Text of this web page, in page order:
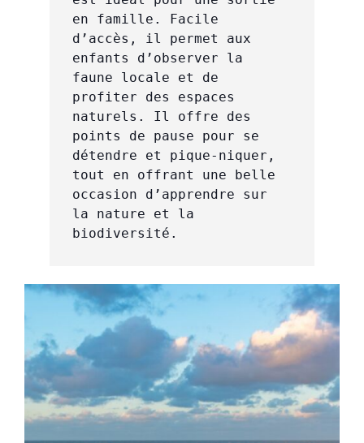
en famille. Facile
d’accès, il permet aux
enfants d’observer la
faune locale et de
profiter des espaces
naturels. Il offre des
points de pause pour se
détendre et pique-niquer,
tout en offrant une belle
occasion d’apprendre sur
la nature et la
biodiversité.